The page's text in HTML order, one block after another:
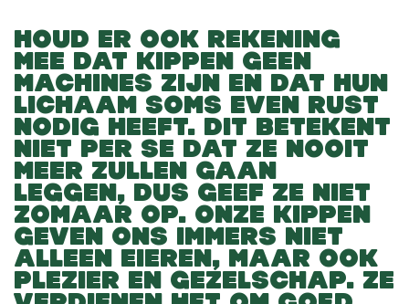
HOUD ER OOK REKENING
MEE DAT KIPPEN GEEN
MACHINES ZIJN EN DAT HUN
LICHAAM SOMS EVEN RUST
NODIG HEEFT. DIT BETEKENT
NIET PER SE DAT ZE NOOIT
MEER ZULLEN GAAN
LEGGEN, DUS GEEF ZE NIET
ZOMAAR OP. ONZE KIPPEN
GEVEN ONS IMMERS NIET
ALLEEN EIEREN, MAAR OOK
PLEZIER EN GEZELSCHAP. ZE